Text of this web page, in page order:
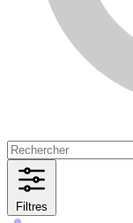
Filtres